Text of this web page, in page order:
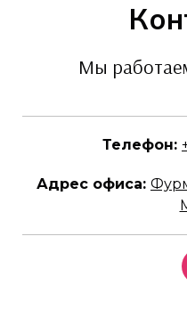
Мы
Телефон:
Адрес офиса: